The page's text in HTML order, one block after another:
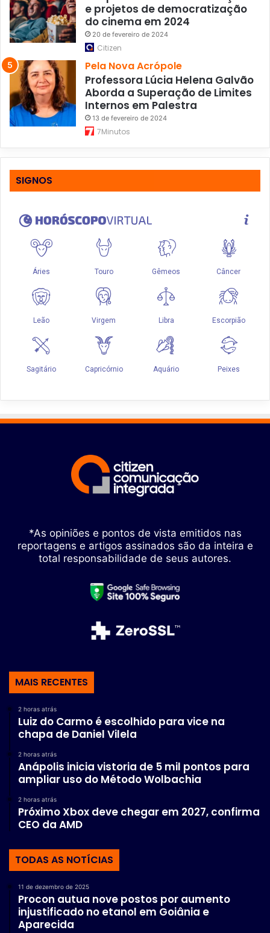
e projetos de democratização
do cinema em 2024
20 de fevereiro de 2024
Citizen
Pela Nova Acrópole
Professora Lúcia Helena Galvão
Aborda a Superação de Limites
Internos em Palestra
13 de fevereiro de 2024
7Minutos
SIGNOS
*As opiniões e pontos de vista emitidos nas
reportagens e artigos assinados são da inteira e
total responsabilidade de seus autores.
MAIS RECENTES
2 horas atrás
Luiz do Carmo é escolhido para vice na
chapa de Daniel Vilela
2 horas atrás
Anápolis inicia vistoria de 5 mil pontos para
ampliar uso do Método Wolbachia
2 horas atrás
Próximo Xbox deve chegar em 2027, confirma
CEO da AMD
TODAS AS NOTÍCIAS
11 de dezembro de 2025
Procon autua nove postos por aumento
injustificado no etanol em Goiânia e
Aparecida